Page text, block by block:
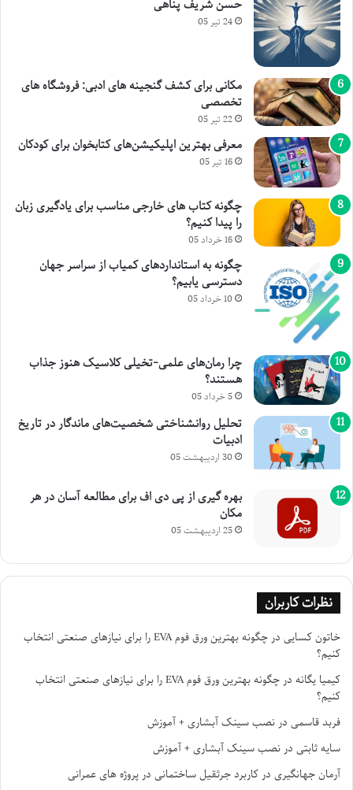
حسن شریف پناهی
24 تیر 05
مکانی برای کشف گنجینه های ادبی: فروشگاه های
تخصصی
22 تیر 05
معرفی بهترین اپلیکیشن‌های کتابخوان برای کودکان
16 تیر 05
چگونه کتاب های خارجی مناسب برای یادگیری زبان
را پیدا کنیم؟
16 خرداد 05
چگونه به استانداردهای کمیاب از سراسر جهان
دسترسی یابیم؟
10 خرداد 05
چرا رمان‌های علمی-تخیلی کلاسیک هنوز جذاب
هستند؟
5 خرداد 05
تحلیل روانشناختی شخصیت‌های ماندگار در تاریخ
ادبیات
30 اردیبهشت 05
بهره گیری از پی دی اف برای مطالعه آسان در هر
مکان
25 اردیبهشت 05
نظرات کاربران
خاتون کسایی در
چگونه بهترین ورق فوم EVA را برای نیازهای صنعتی انتخاب
کنیم؟
کیمیا یگانه در
چگونه بهترین ورق فوم EVA را برای نیازهای صنعتی انتخاب
کنیم؟
فربد قاسمی درنصب سینک آبشاری + آموزش
سایه ثابتی درنصب سینک آبشاری + آموزش
آرمان جهانگیری درکاربرد جرثقیل ساختمانی در پروژه های عمرانی